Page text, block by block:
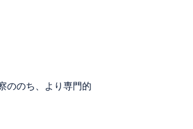
ののち、より専門的